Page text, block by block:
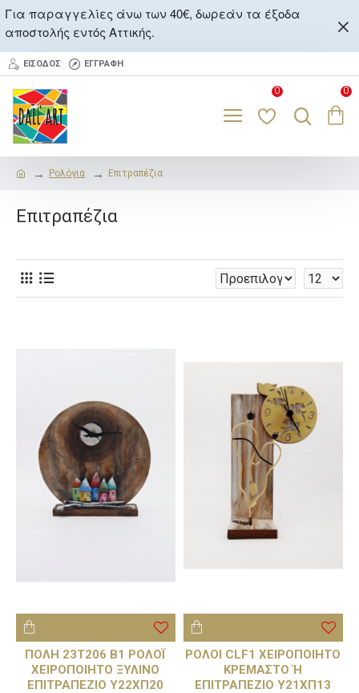
Για παραγγελίες άνω των 40€, δωρεάν τα έξοδα
αποστολής εντός Αττικής.
ΕΊΣΟΔΟΣ ΕΓΓΡΑΦΉ
0 0
Ρολόγια Επιτραπέζια
Επιτραπέζια
ΠΟΛΗ 23T206 B1 ΡΟΛΟΪ
ΧΕΙΡΟΠΟΙΗΤΟ ΞΥΛΙΝΟ
ΕΠΙΤΡΑΠΕΖΙΟ Υ22ΧΠ20
ΡΟΛΟΙ CLF1 ΧΕΙΡΟΠΟΙΗΤΟ
ΚΡΕΜΑΣΤΟ Ή
ΕΠΙΤΡΑΠΕΖΙΟ Υ21ΧΠ13